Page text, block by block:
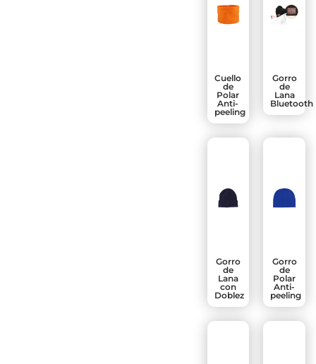
Cuello
de
Polar
Anti-
peeling
Gorro
de
Lana
Bluetooth
Gorro
de
Lana
con
Doblez
Gorro
de
Polar
Anti-
peeling